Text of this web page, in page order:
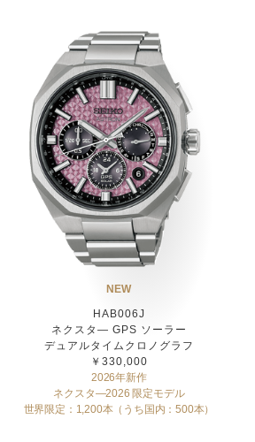
NEW
HAB006J
ネクスタ― GPS ソーラー
デュアルタイムクロノグラフ
￥330,000
2026年新作
ネクスタ―2026 限定モデル
世界限定：1,200本（うち国内：500本）